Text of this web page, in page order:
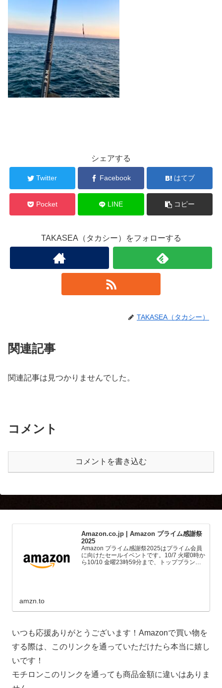
シェアする
Twitter Facebook はてブ
Pocket LINE コピー
TAKASEA（タカシー）をフォローする
TAKASEA（タカシー）
関連記事
関連記事は見つかりませんでした。
コメント
コメントを書き込む
Amazon.co.jp | Amazon プライム感謝祭
2025
Amazon プライム感謝祭2025はプライム会員
に向けたセールイベントです。10/7 火曜0時か
ら10/10 金曜23時59分まで、トップブランド
amzn.to
いつも応援ありがとうございます！Amazonで買い物を
する際は、このリンクを通っていただけたら本当に嬉し
いです！
モチロンこのリンクを通っても商品金額に違いはありま